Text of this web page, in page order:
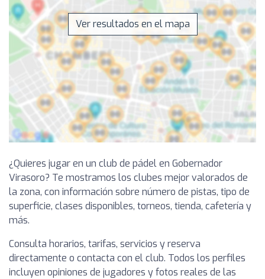
Ver resultados en el mapa
¿Quieres jugar en un club de pádel en Gobernador
Virasoro? Te mostramos los clubes mejor valorados de
la zona, con información sobre número de pistas, tipo de
superficie, clases disponibles, torneos, tienda, cafetería y
más.
Consulta horarios, tarifas, servicios y reserva
directamente o contacta con el club. Todos los perfiles
incluyen opiniones de jugadores y fotos reales de las